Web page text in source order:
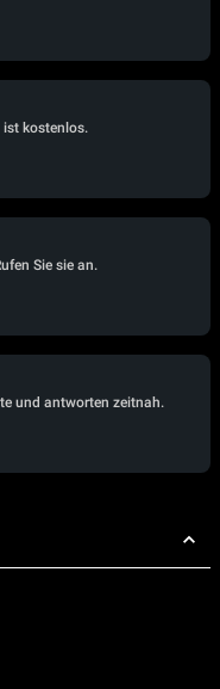
ist kostenlos.
Sie sie an.
und antworten zeitnah.